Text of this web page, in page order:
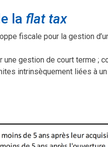
la flat tax
fiscale pour la gestion
gestion de court terme ;
intrinsèquement liées à